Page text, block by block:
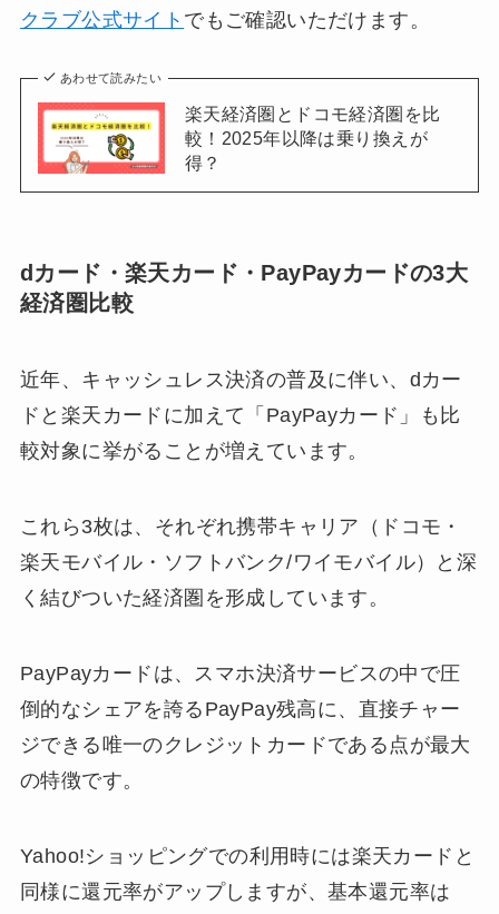
クラブ公式サイト でもご確認いただけます。
あわせて読みたい
楽天経済圏とドコモ経済圏を比
較！2025年以降は乗り換えが
得？
dカード・楽天カード・PayPayカードの3大
経済圏比較
近年、キャッシュレス決済の普及に伴い、dカー
ドと楽天カードに加えて「PayPayカード」も比
較対象に挙がることが増えています。
これら3枚は、それぞれ携帯キャリア（ドコモ・
楽天モバイル・ソフトバンク/ワイモバイル）と深
く結びついた経済圏を形成しています。
PayPayカードは、スマホ決済サービスの中で圧
倒的なシェアを誇るPayPay残高に、直接チャー
ジできる唯一のクレジットカードである点が最大
の特徴です。
Yahoo!ショッピングでの利用時には楽天カードと
同様に還元率がアップしますが、基本還元率は